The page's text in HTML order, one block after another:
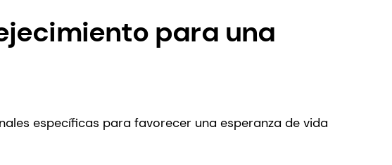
para una
específicas para favorecer una esperanza de vida